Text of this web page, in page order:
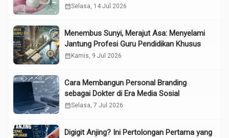
Nyawa
calendar_monthSelasa, 14 Jul 2026
Menembus Sunyi, Merajut Asa: Menyelami
Jantung Profesi Guru Pendidikan Khusus
calendar_month Kamis, 9 Jul 2026
Cara Membangun Personal Branding
sebagai Dokter di Era Media Sosial
calendar_monthSelasa, 7 Jul 2026
Digigit Anjing? Ini Pertolongan Pertama yang